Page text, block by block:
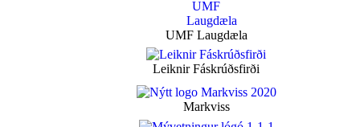
UMF Laugdæla
Leiknir Fáskrúðsfirði
Markviss